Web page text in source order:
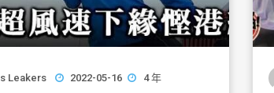
Leakers 2022-05-16
4 年